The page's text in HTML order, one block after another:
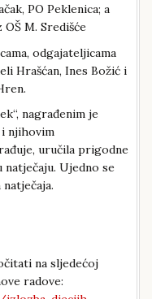
PO Peklenica; a
M. Središće
odgajateljicama
Hrašćan, Ines Božić i
nagrađenim je
i njihovim
uručila prigodne
Ujedno se
na sljedećoj
radove: